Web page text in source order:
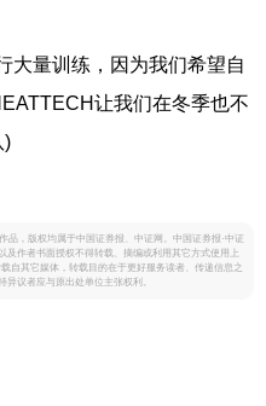
量训练，因为我们希望自
让我们在冬季也不
)
品，版权均属于中国证券报、中证网。中国证券报·中证
及作者书面授权不得转载、摘编或利用其它方式使用上
自其它媒体，转载目的在于更好服务读者、传递信息之
异议者应与原出处单位主张权利。